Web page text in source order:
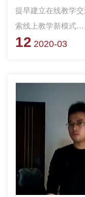
提早建立在线教学
索线上教学新模式
工程系在线上教学工
12 2020-03